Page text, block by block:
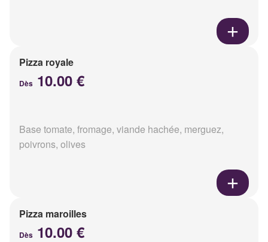
Pizza royale
Dès 10.00 €
Base tomate, fromage, viande hachée, merguez,
poivrons, olives
Pizza maroilles
Dès 10.00 €